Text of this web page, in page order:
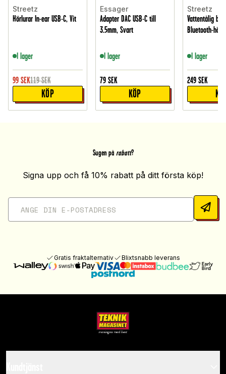
Streetz
Hörlurar In-ear USB-C, Vit
I lager
99 SEK119 SEK
KÖP
Essager
Adapter DAC USB-C till
3.5mm, Svart
I lager
79 SEK
KÖP
Streetz
Vattentålig
Bluetooth-
I lager
249 SEK
Sugen på rabatt?
Signa upp och få 10% rabatt på ditt första köp!
Gratis fraktalternativ Blixtsnabb leverans